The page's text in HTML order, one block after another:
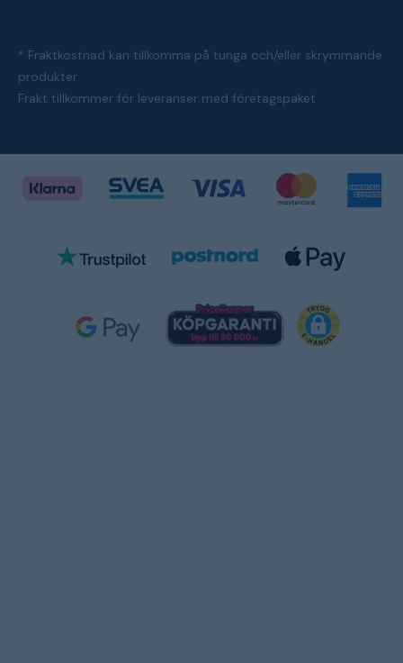
* Fraktkostnad kan tillkomma på tunga och/eller skrymmande
produkter
Frakt tillkommer för leveranser med företagspaket